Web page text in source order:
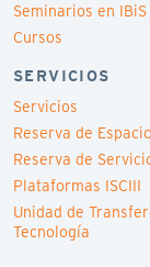
Seminarios en IBiS
Cursos
SERVICIOS
Servicios
Reserva de
Reserva de
Plataformas ISCIII
Unidad de
Tecnología